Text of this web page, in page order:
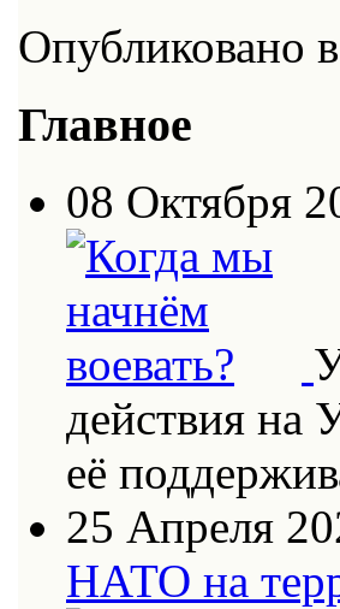
Опубликовано в
Главное
08 Октября
действия на
её
25 Апреля
НАТО на